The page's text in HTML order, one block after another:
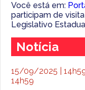
Você está em:
participam de
Legislativo
Notícia
15/09/2025 |
14h59